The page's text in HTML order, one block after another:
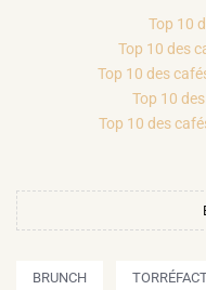
Top 10
Top 10 des
Top 10 des
Top 10
Top 10 des
BRUNCH